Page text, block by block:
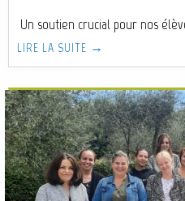
Un soutien crucial pour nos
LIRE LA SUITE →